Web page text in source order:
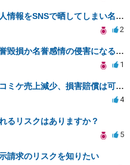
当方の腹いせで相手方の個人情報をSNSで晒してしまい名誉毀損させてしまったかもしれない
2
知的障害者と言う文言が名誉毀損か名誉感情の侵害になるか教えてほしい。
1
ネットでの誹謗中傷によるコミケ売上減少、損害賠償は可能か？
4
るリスクはありますか？
5
請求のリスクを知りたい